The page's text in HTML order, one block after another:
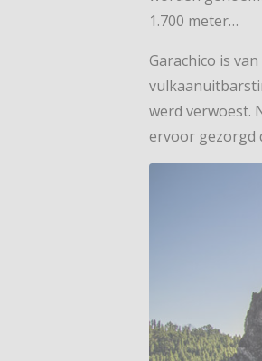
1.700 meter…
Garachico is
werd verwoest.
ervoor gezorgd